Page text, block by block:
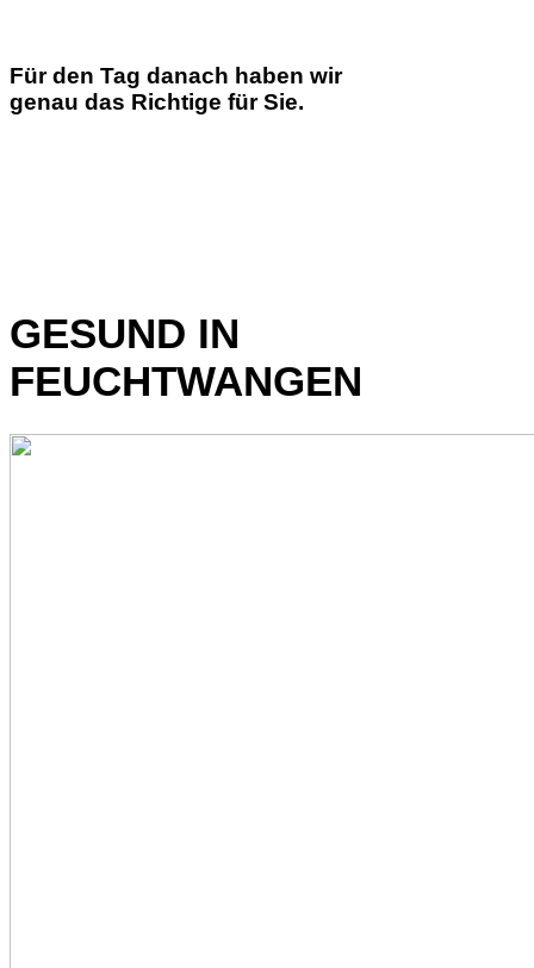
Für den Tag danach haben wir
genau das Richtige für Sie.
GESUND IN
FEUCHTWANGEN